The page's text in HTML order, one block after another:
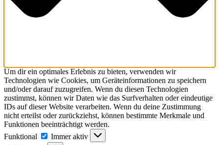
Um dir ein optimales Erlebnis zu bieten, verwenden wir
Technologien wie Cookies, um Geräteinformationen zu speichern
und/oder darauf zuzugreifen. Wenn du diesen Technologien
zustimmst, können wir Daten wie das Surfverhalten oder eindeutige
IDs auf dieser Website verarbeiten. Wenn du deine Zustimmung
nicht erteilst oder zurückziehst, können bestimmte Merkmale und
Funktionen beeinträchtigt werden.
Funktional
Immer aktiv